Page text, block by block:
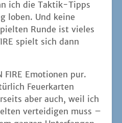
die ande­ren wohl so
kommt
als gedacht. Ent­
geze­tert und gelacht.
eine gespiel­te Kar­te
weil alle
gedacht haben. Ein
Kar­te auf die ande­re
end­los zu gehen.
inner­lich die Luft an,